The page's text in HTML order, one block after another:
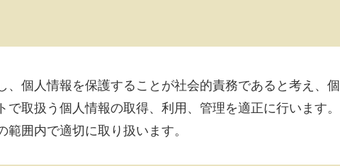
、個人情報を保護することが社会的責務であると考え、個
取扱う個人情報の取得、利用、管理を適正に行います。
囲内で適切に取り扱います。